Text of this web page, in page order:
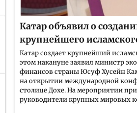
Катар объявил о
крупнейшего
Катар создает крупнейший
этом накануне заявил министр
финансов страны Юсуф Хусейн
на открытии международной
столице Дохе. На мероприятии
руководители крупных мировых